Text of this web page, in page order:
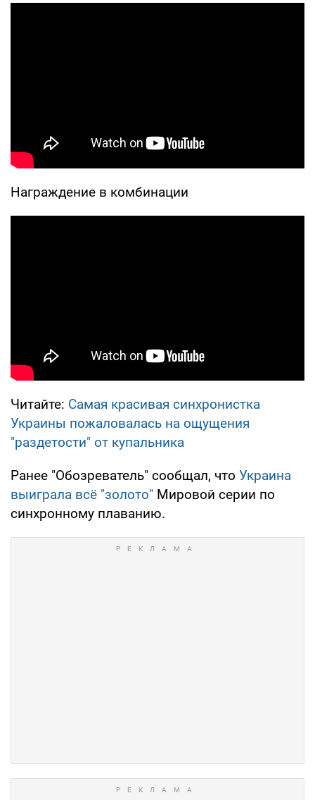
Награждение в комбинации
Читайте: Самая красивая синхронистка
Украины пожаловалась на ощущения
"раздетости" от купальника
Ранее "Обозреватель" сообщал, что Украина
выиграла всё "золото" Мировой серии по
синхронному плаванию.